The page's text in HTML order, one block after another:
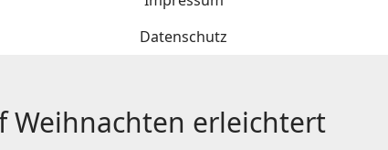
Datenschutz
Weihnachten erleichtert